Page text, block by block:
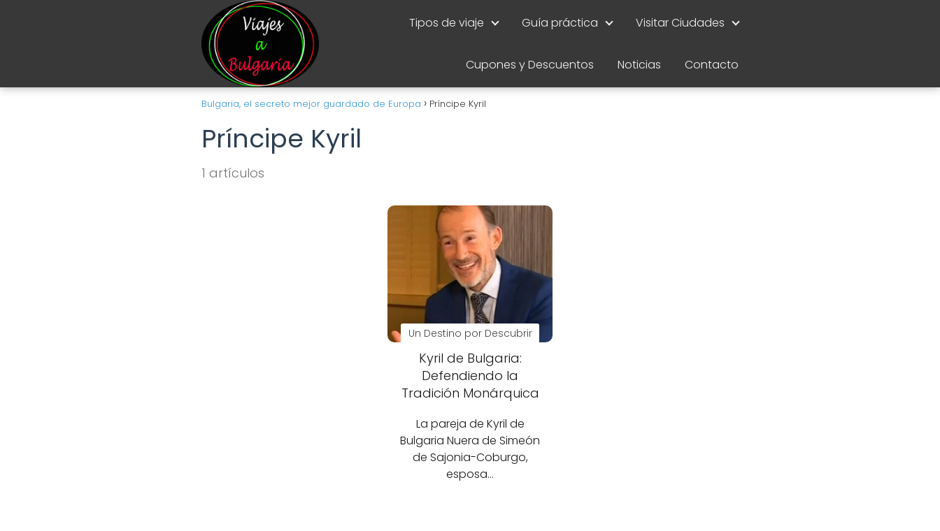
Tipos de viaje Guía práctica Visitar Ciudades
Cupones y Descuentos Noticias Contacto
Bulgaria, el secreto mejor guardado de Europa Príncipe Kyril
Príncipe Kyril
1 artículos
Un Destino por Descubrir
Kyril de Bulgaria:
Defendiendo la
Tradición Monárquica
La pareja de Kyril de
Bulgaria Nuera de Simeón
de Sajonia-Coburgo,
esposa…